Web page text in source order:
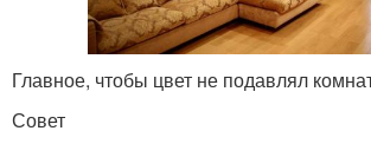
Главное, чтобы цвет не подавлял
Совет